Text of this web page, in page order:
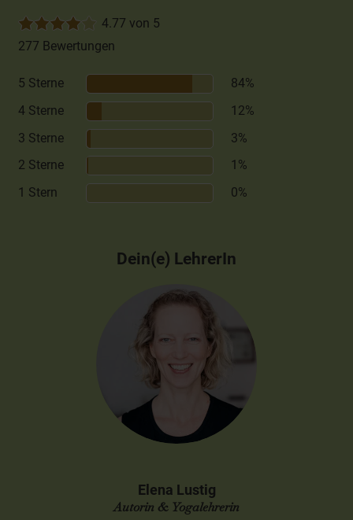
4.77 von 5
277 Bewertungen
5 Sterne
84%
4 Sterne
12%
3 Sterne
3%
2 Sterne
1%
1 Stern
0%
Dein(e) LehrerIn
Elena Lustig
Autorin & Yogalehrerin